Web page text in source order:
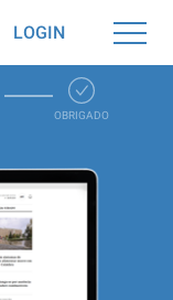
OBRIGADO
LOGIN